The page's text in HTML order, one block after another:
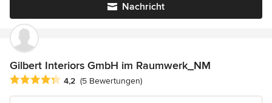
Nachricht
Gilbert Interiors GmbH im Raumwerk_NM
Durchschnittliche Bewertung: 4.2 von 5 Sternen
4,2 (5 Bewertungen)